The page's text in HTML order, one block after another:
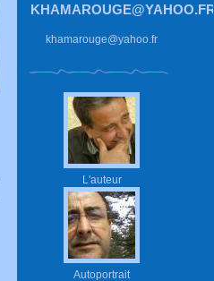
KHAMAROUGE@YAHOO.FR
khamarouge@yahoo.fr
L'auteur
Autoportrait